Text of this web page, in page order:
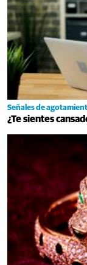
Señales de
¿Te sientes